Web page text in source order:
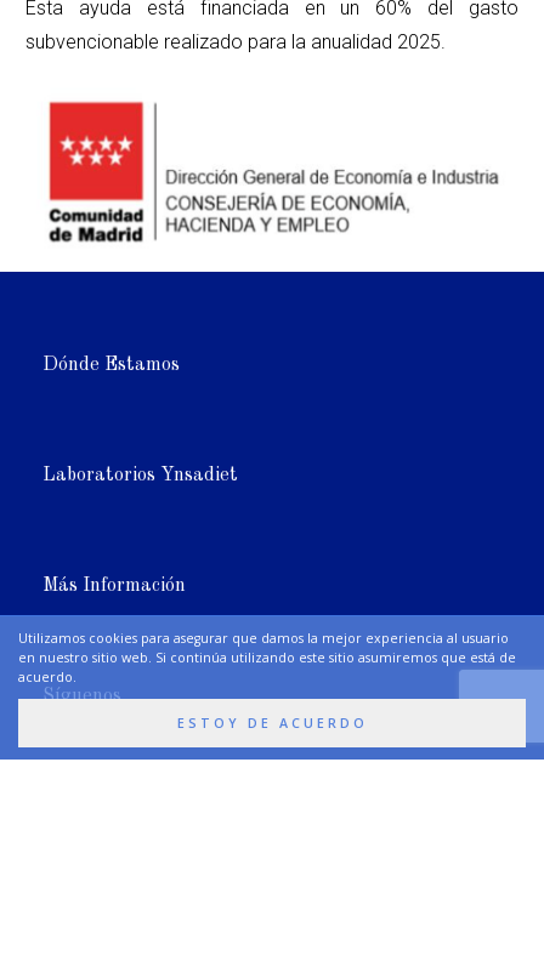
Utilizamos cookies para asegurar que damos la mejor experiencia al usuario
en nuestro sitio web. Si continúa utilizando este sitio asumiremos que está de
acuerdo.
ESTOY DE ACUERDO
Esta ayuda está financiada en un 60% del gasto
subvencionable realizado para la anualidad 2025.
Dónde Estamos
Laboratorios Ynsadiet
Más Información
Síguenos